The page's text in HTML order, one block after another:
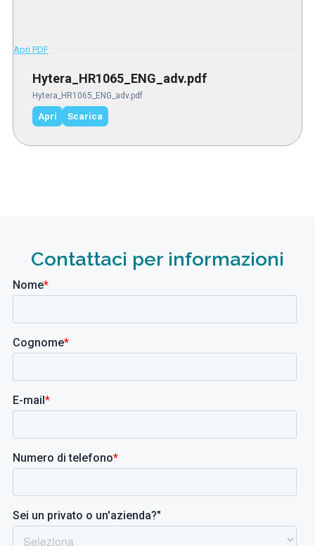
Apri PDF
Hytera_HR1065_ENG_adv.pdf
Hytera_HR1065_ENG_adv.pdf
Apri Scarica
Contattaci per informazioni